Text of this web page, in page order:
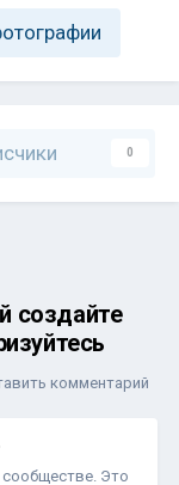
0
создайте
комментарий
сообществе. Это